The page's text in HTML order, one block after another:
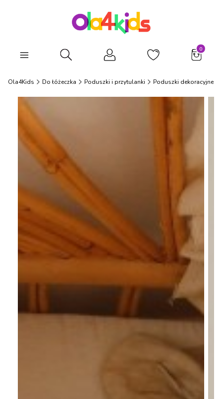
Otwórz wyszukiwarkę
Ola4Kids Do łóżeczka Poduszki i przytulanki Poduszki dekoracyjne